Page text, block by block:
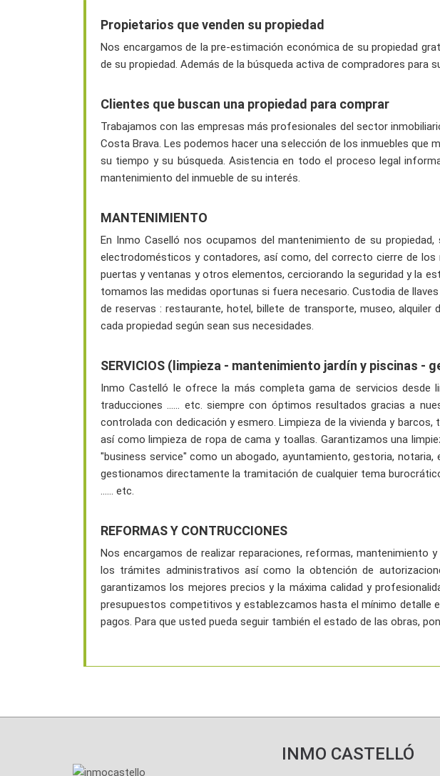
Propietarios que venden su propiedad
Nos encargamos de la pre-estimación económica de su propiedad
de su propiedad. Además de la búsqueda activa de compradores para
Clientes que buscan una propiedad para comprar
Trabajamos con las empresas más profesionales del sector
Costa Brava. Les podemos hacer una selección de los inmuebles
su tiempo y su búsqueda. Asistencia en todo el proceso legal
mantenimiento del inmueble de su interés.
MANTENIMIENTO
En Inmo Caselló nos ocupamos del mantenimiento de su
electrodomésticos y contadores, así como, del correcto cierre de
puertas y ventanas y otros elementos, cerciorando la seguridad y la
tomamos las medidas oportunas si fuera necesario. Custodia de
de reservas : restaurante, hotel, billete de transporte, museo,
cada propiedad según sean sus necesidades.
SERVICIOS (limpieza - mantenimiento jardín y piscinas
Inmo Castelló le ofrece la más completa gama de servicios desde
traducciones ...... etc. siempre con óptimos resultados gracias a
controlada con dedicación y esmero. Limpieza de la vivienda y
así como limpieza de ropa de cama y toallas. Garantizamos una
"business service" como un abogado, ayuntamiento, gestoria,
gestionamos directamente la tramitación de cualquier tema
...... etc.
REFORMAS Y CONTRUCCIONES
Nos encargamos de realizar reparaciones, reformas, mantenimiento
los trámites administrativos así como la obtención de
garantizamos los mejores precios y la máxima calidad y
presupuestos competitivos y establezcamos hasta el mínimo detalle
pagos. Para que usted pueda seguir también el estado de las obras,
INMO CASTELLÓ